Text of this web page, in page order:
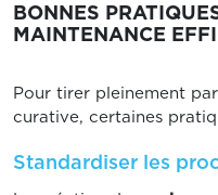
BONNES
MAINTENANCE
Pour tirer pleinement
curative, certaines
Standardiser les